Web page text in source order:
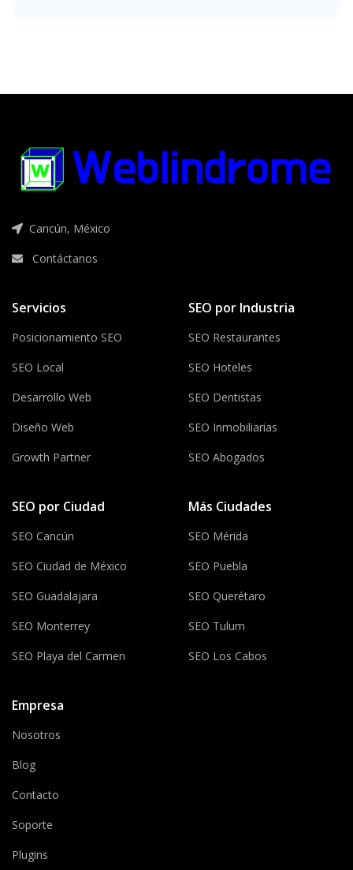
Cancún, México
Contáctanos
Servicios
Posicionamiento SEO
SEO Local
Desarrollo Web
Diseño Web
Growth Partner
SEO por Industria
SEO Restaurantes
SEO Hoteles
SEO Dentistas
SEO Inmobiliarias
SEO Abogados
SEO por Ciudad
SEO Cancún
SEO Ciudad de México
SEO Guadalajara
SEO Monterrey
SEO Playa del Carmen
Más Ciudades
SEO Mérida
SEO Puebla
SEO Querétaro
SEO Tulum
SEO Los Cabos
Empresa
Nosotros
Blog
Contacto
Soporte
Plugins